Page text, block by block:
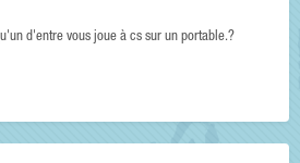
d'entre vous joue à cs sur un portable.?